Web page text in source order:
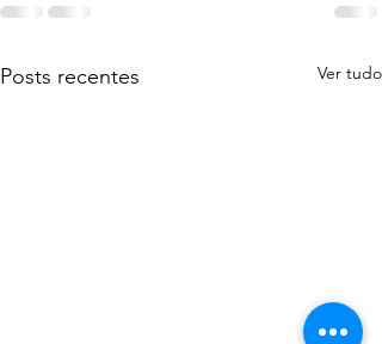
Posts recentes Ver tudo